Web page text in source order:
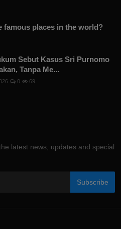
famous places in the world?
Sebut Kasus Sri Purnomo
Tanpa Me...
0 69
latest news, updates and special
Subscribe